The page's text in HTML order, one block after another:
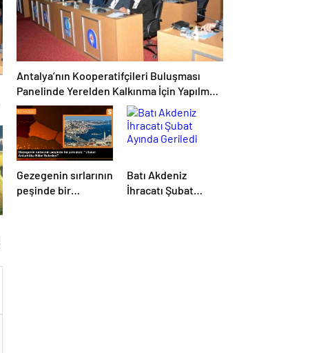
Antalya’nın Kooperatifçileri Buluşması
Panelinde Yerelden Kalkınma İçin Yapılması
Gerekenler Tartışıldı
Gezegenin sırlarının
peşinde bir
Batı Akdeniz
İhracatı Şubat